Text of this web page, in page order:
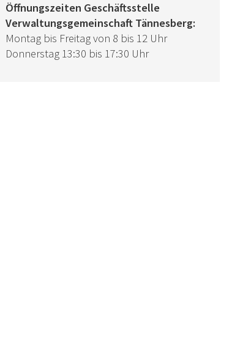
Öffnungszeiten Geschäftsstelle
Verwaltungsgemeinschaft Tännesberg:
Montag bis Freitag von 8 bis 12 Uhr
Donnerstag 13:30 bis 17:30 Uhr